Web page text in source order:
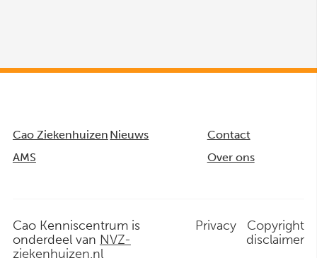
Cao Ziekenhuizen
AMS
Nieuws
Contact
Over ons
Cao Kenniscentrum is
onderdeel van NVZ-
ziekenhuizen.nl
Privacy
Copyright
disclaimer